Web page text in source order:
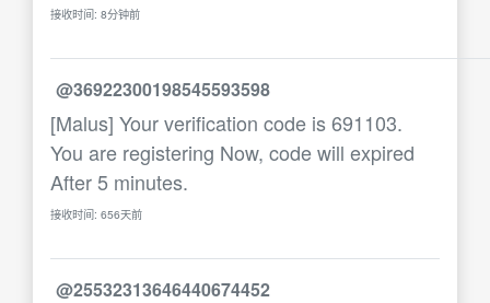
接收时间: 8分钟前
@36922300198545593598
[Malus] Your verification code is 691103.
You are registering Now, code will expired
After 5 minutes.
接收时间: 656天前
@25532313646440674452